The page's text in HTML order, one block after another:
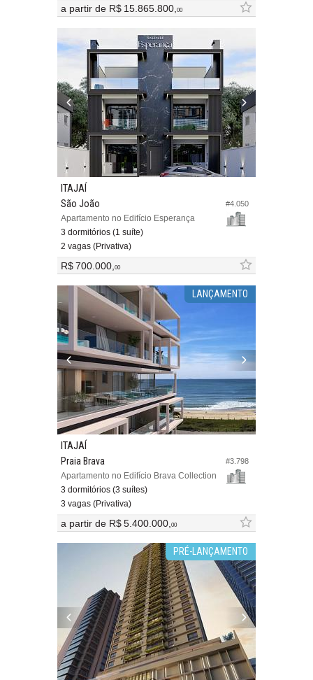
a partir de R$ 15.865.800,00
#4.050
ITAJAÍ
São João
Apartamento no Edifício Esperança
3 dormitórios (1 suíte)
2 vagas (Privativa)
R$ 700.000,00
LANÇAMENTO
#3.798
ITAJAÍ
Praia Brava
Apartamento no Edifício Brava Collection
3 dormitórios (3 suítes)
3 vagas (Privativa)
a partir de R$ 5.400.000,00
PRÉ-LANÇAMENTO